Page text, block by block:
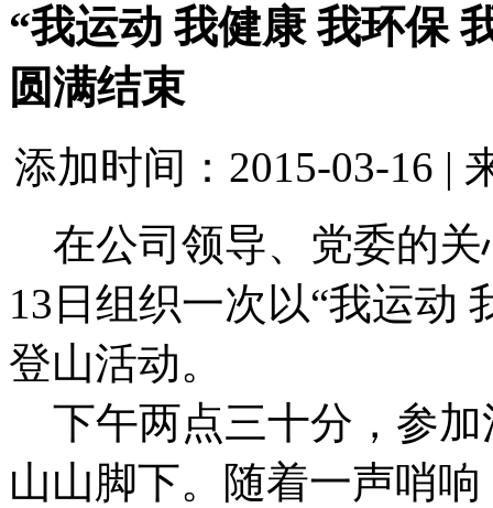
“我运动 我健康 我环保
圆满结束
添加时间：2015-03-16 |
在公司领导、党委的关
13日组织一次以“我运动
登山活动。
下午两点三十分，参加
山山脚下。随着一声哨